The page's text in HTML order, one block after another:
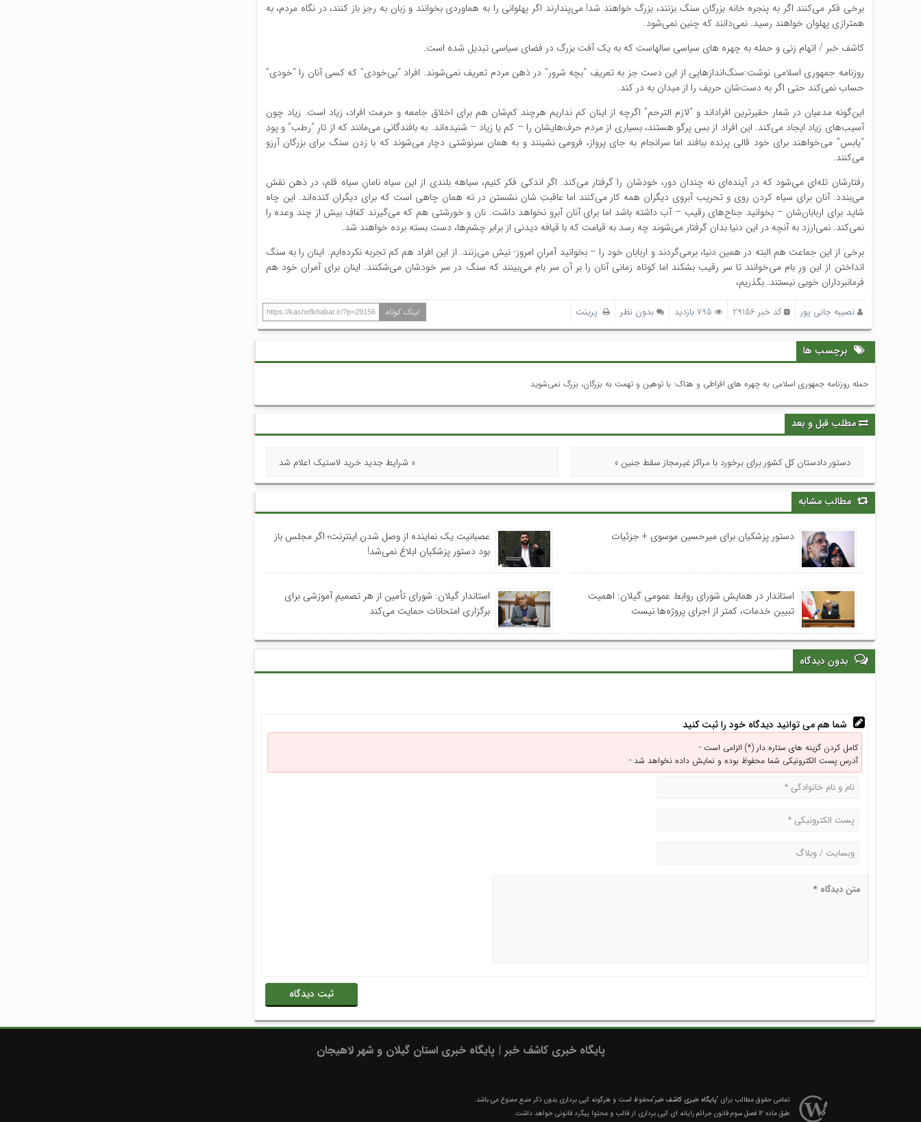
برخی فکر می‌کنند اگر به پنجره خانه بزرگان سنگ بزنند، بزرگ خواهند شد! می‌پندارند اگر پهلوانی را به هماوردی بخوانند و زبان به رجز باز کنند، در نگاه مردم، به
همترازی پهلوان خواهند رسید. نمی‌دانند که چنین نمی‌شود.
کاشف خبر / اتهام زنی و حمله به چهره های سیاسی سالهاست که به یک آفت بزرگ در فضای سیاسی تبدیل شده است.
روزنامه جمهوری اسلامی نوشت:سنگ‌اندازهایی از این دست جز به تعریفِ “بچه شرور” در ذهن مردم تعریف نمی‌شوند. افراد “بی‌خودی” که کسی آنان را “خودی”
حساب نمی‌کند حتی اگر به دست‌شان حریف را از میدان به در کند.
این‌گونه مدعیان در شمار حقیرترین افراداند و “لازم الترحم” اگرچه از اینان کم نداریم هرچند کم‌شان هم برای اخلاق جامعه و حرمت افراد، زیاد است. زیاد چون
آسیب‌های زیاد ایجاد می‌کند. این افراد از بس پرگو هستند، بسیاری از مردم حرف‌هایشان را – کم یا زیاد – شنیده‌اند. به بافندگانی می‌مانند که از تارِ “رطب” و پودِ
“یابس” می‌خواهند برای خود قالی پرنده ببافند اما سرانجام به جای پرواز، فرومی نشینند و به همان سرنوشتی دچار می‌شوند که با زدن سنگ برای بزرگان آرزو
می‌کنند.
رفتارشان تله‌ای می‌شود که در آینده‌ای نه چندان دور، خودشان را گرفتار می‌کند. اگر اندکی فکر کنیم، سیاهه بلندی از این سیاه نامانِ سیاه قلم، در ذهن نقش
می‌بندد. آنان برای سیاه کردن روی و تحریب آبروی دیگران همه کار می‌کنند اما عاقبتِ شان نشستن در ته همان چاهی است که برای دیگران کنده‌اند. این چاه
شاید برای اربابان‌شان – بخوانید جناح‌های رقیب – آب داشته باشد اما برای آنان آبرو نخواهد داشت. نان و خورشتی هم که می‌گیرند کفافِ بیش از چند وعده را
نمی‌کند. نمی‌ارزد به آنچه در این دنیا بدان گرفتار می‌شوند چه رسد به قیامت که با قیافه دیدنی از برابر چشم‌ها، دست بسته برده خواهند شد.
برخی از این جماعت هم البته در همین دنیا، برمی‌گردند و اربابان خود را – بخوانید آمرانِ امروز- نیش می‌زنند. از این افراد هم کم تجربه نکرده‌ایم. اینان را به سنگ
انداختن از این ورِ بام می‌خوانند تا سر رقیب بشکند اما کوتاه زمانی آنان را بر آن سر بام می‌بینند که سنگ در سر خودشان می‌شکنند. اینان برای آمران خود هم
فرمانبرداران خوبی نیستند. بگذریم،
نصیبه جانی پور کد خبر 29156 بدون نظر پرینت لینک کوتاه https://kashefkhabar.ir/?p=29156
برچسب ها
حمله روزنامه جمهوری اسلامی به چهره های افراطی و هتاک: با توهین و تهمت به بزرگان، بزرگ نمی‌شوید
مطلب قبل و بعد
دستور دادستان کل کشور برای برخورد با مراکز غیرمجاز سقط جنین » « شرایط جدید خرید لاستیک اعلام شد
مطالب مشابه
دستور پزشکیان برای میرحسین موسوی + جزئیات
عصبانیت یک نماینده از وصل شدن اینترنت؛ اگر مجلس باز
بود دستور پزشکیان ابلاغ نمی‌شد!
استاندار در همایش شورای روابط عمومی‌ گیلان: اهمیت
تبیین خدمات، کمتر از اجرای پروژه‌ها نیست
استاندار گیلان: شورای تأمین از هر تصمیم آموزشی برای
برگزاری امتحانات حمایت می‌کند
بدون دیدگاه
شما هم می توانید دیدگاه خود را ثبت کنید
کامل کردن گزینه های ستاره دار (*) الزامی است -
آدرس پست الکترونیکی شما محفوظ بوده و نمایش داده نخواهد شد -
پایگاه خبری کاشف خبر | پایگاه خبری استان گیلان و شهر لاهیجان
تمامی حقوق مطالب برای "پایگاه خبری کاشف خبر"محفوظ است و هرگونه کپی برداری بدون ذکر منبع ممنوع می باشد.
طبق ماده 12 فصل سوم قانون جرائم رایانه ای کپی برداری از قالب و محتوا پیگرد قانونی خواهد داشت.